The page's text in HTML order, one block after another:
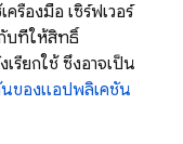
ครื่องมือ เซิร์ฟเวอร์
บที่ให้สิทธิ์
รียกใช้ ซึ่งอาจเป็น
นของแอปพลิเคชัน